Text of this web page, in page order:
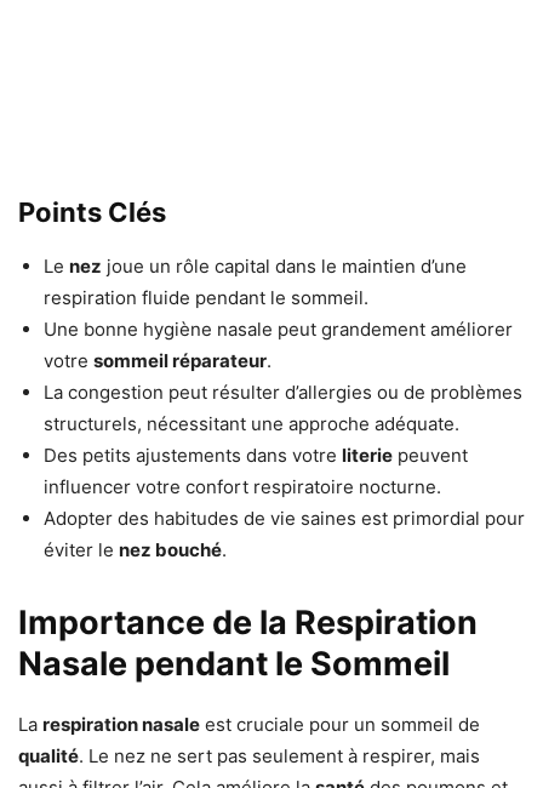
Points Clés
Le nez joue un rôle capital dans le maintien d’une
respiration fluide pendant le sommeil.
Une bonne hygiène nasale peut grandement améliorer
votre sommeil réparateur.
La congestion peut résulter d’allergies ou de problèmes
structurels, nécessitant une approche adéquate.
Des petits ajustements dans votre literie peuvent
influencer votre confort respiratoire nocturne.
Adopter des habitudes de vie saines est primordial pour
éviter le nez bouché.
Importance de la Respiration
Nasale pendant le Sommeil
La respiration nasale est cruciale pour un sommeil de
qualité. Le nez ne sert pas seulement à respirer, mais